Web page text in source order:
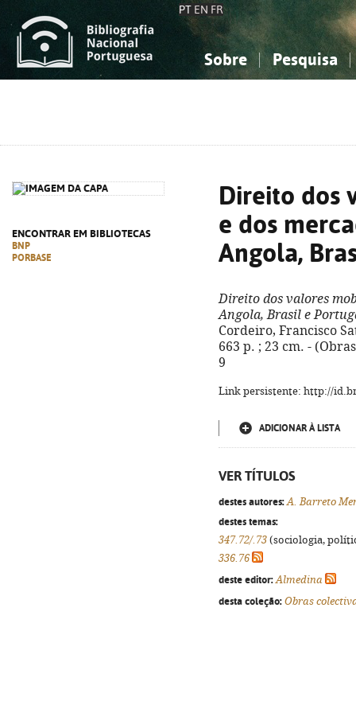
PT EN FR
Sobre Pesquisa
ENCONTRAR EM BIBLIOTECAS
BNP
PORBASE
Direito dos
e dos
Angola,
Direito dos valores
Angola, Brasil e
Cordeiro, Francisco
663 p. ; 23 cm. -
9
Link persistente: http://
ADICIONAR À LISTA
VER TÍTULOS
destes autores: A. Barreto
destes temas:
347.72/.73 (sociologia,
336.76
deste editor: Almedina
desta coleção: Obras